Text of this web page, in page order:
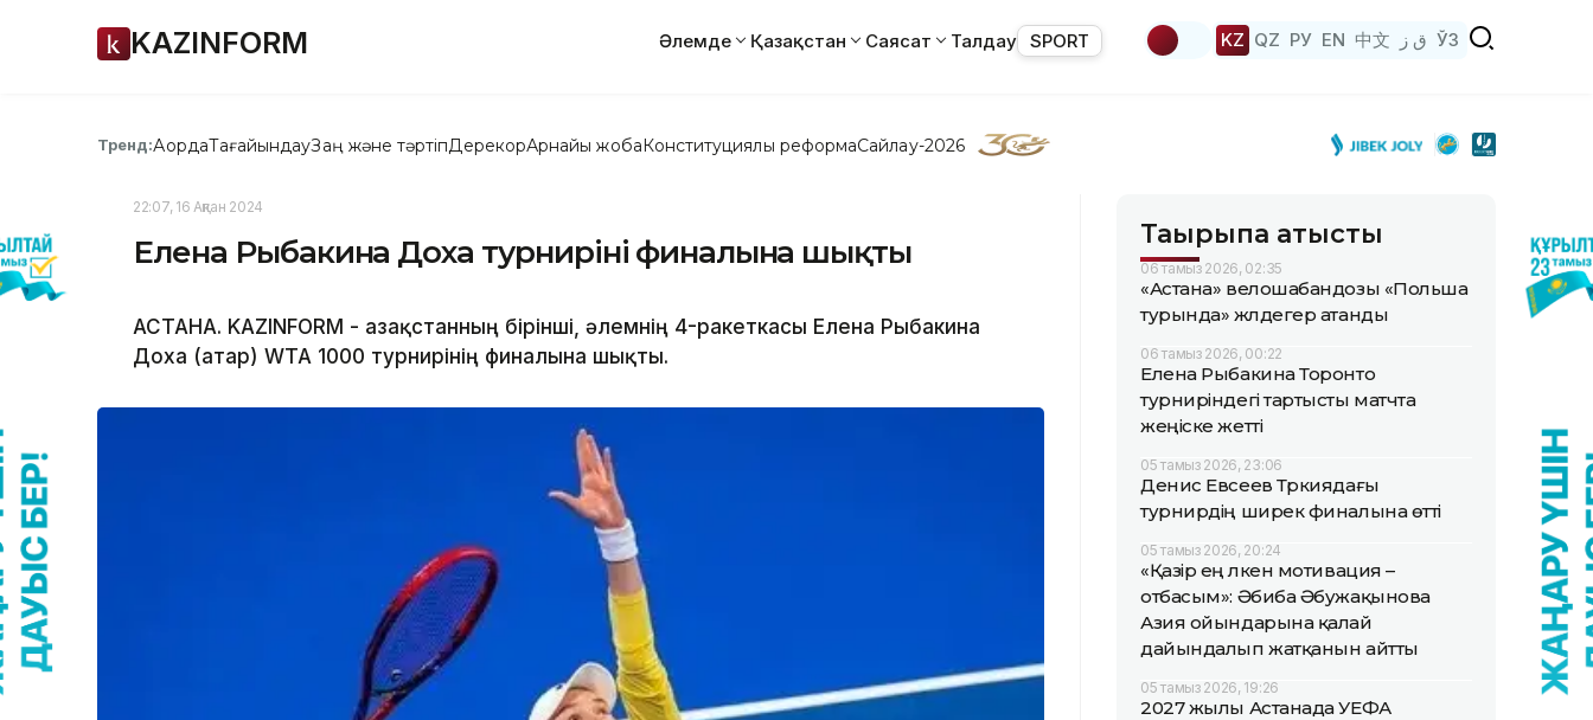
KAZINFORM Әлемде Қазақстан Саясат Талдау SPORT KZ QZ РУ EN 中文 ق ز ЎЗ
Тренд:АқордаТағайындауЗаң және тәртіпДерекқорАрнайы жобаКонституциялық реформаСайлау-2026
22:07, 16 Ақпан 2024
Елена Рыбакина Доха турнирінің финалына шықты
АСТАНА. KAZINFORM - Қазақстанның бірінші, әлемнің 4-ракеткасы Елена Рыбакина
Доха (Қатар) WTA 1000 турнирінің финалына шықты.
Тақырыпқа қатысты
06 тамыз 2026, 02:35
«Астана» велошабандозы «Польша
турында» жүлдегер атанды
06 тамыз 2026, 00:22
Елена Рыбакина Торонто
турниріндегі тартысты матчта
жеңіске жетті
05 тамыз 2026, 23:06
Денис Евсеев Түркиядағы
турнирдің ширек финалына өтті
05 тамыз 2026, 20:24
«Қазір ең үлкен мотивация –
отбасым»: Әбиба Әбужақынова
Азия ойындарына қалай
дайындалып жатқанын айтты
05 тамыз 2026, 19:26
2027 жылы Астанада УЕФА